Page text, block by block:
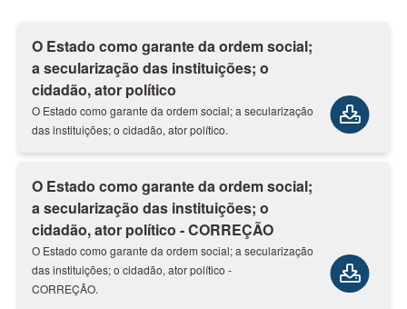
O Estado como garante da ordem social;
a secularização das instituições; o
cidadão, ator político
O Estado como garante da ordem social; a secularização
das instituições; o cidadão, ator político.
O Estado como garante da ordem social;
a secularização das instituições; o
cidadão, ator político - CORREÇÃO
O Estado como garante da ordem social; a secularização
das instituições; o cidadão, ator político -
CORREÇÃO.